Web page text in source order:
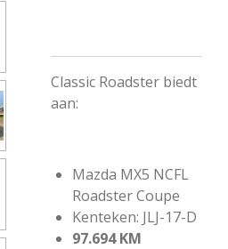
Classic Roadster biedt
aan:
Mazda MX5 NCFL
Roadster Coupe
Kenteken: JLJ-17-D
97.694 KM